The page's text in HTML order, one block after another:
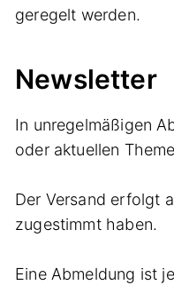
geregelt werden.
Newsletter
In unregelmäßigen
oder aktuellen
Der Versand erfolgt
zugestimmt haben.
Eine Abmeldung ist